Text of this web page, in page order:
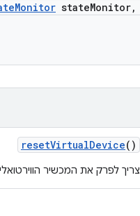
Monitor stateMonitor,
resetVirtualDevice()
צריך לפרק את המכשיר